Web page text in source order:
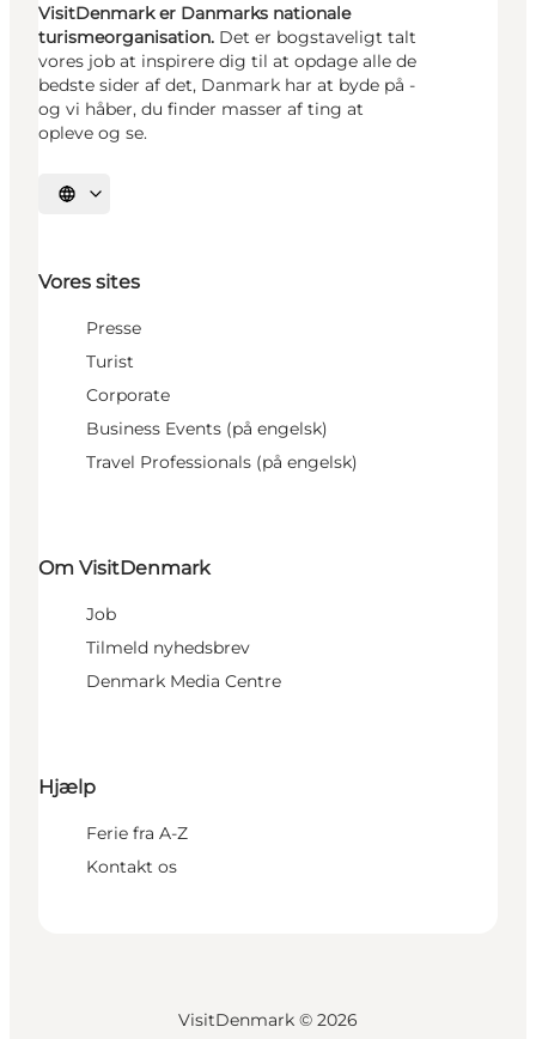
VisitDenmark er Danmarks nationale
turismeorganisation. Det er bogstaveligt talt
vores job at inspirere dig til at opdage alle de
bedste sider af det, Danmark har at byde på -
og vi håber, du finder masser af ting at
opleve og se.
Vælg sprog
Vores sites
Presse
Turist
Corporate
Business Events (på engelsk)
Travel Professionals (på engelsk)
Om VisitDenmark
Job
Tilmeld nyhedsbrev
Denmark Media Centre
Hjælp
Ferie fra A-Z
Kontakt os
VisitDenmark © 2026